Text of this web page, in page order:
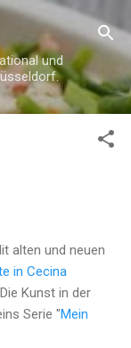
und
alten und neuen
in Cecina
Kunst in der
Serie "Mein